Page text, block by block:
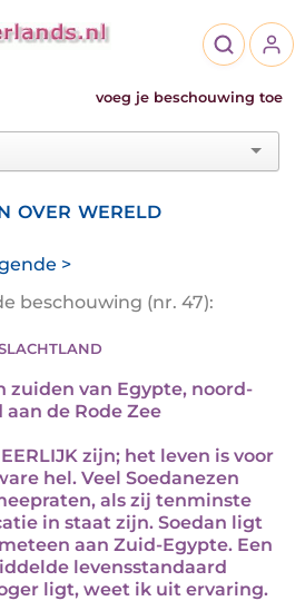
voeg je beschouwing toe
over wereld
>
beschouwing (nr. 47):
zuiden van Egypte, noord-
de Rode Zee
zijn; het leven is voor
hel. Veel Soedanezen
als zij tenminste
in staat zijn. Soedan ligt
aan Zuid-Egypte. Een
levensstandaard
ligt, weet ik uit ervaring.